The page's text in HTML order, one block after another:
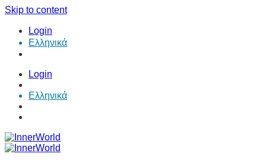
Skip to content
Login
Ελληνικά
Login
Ελληνικά